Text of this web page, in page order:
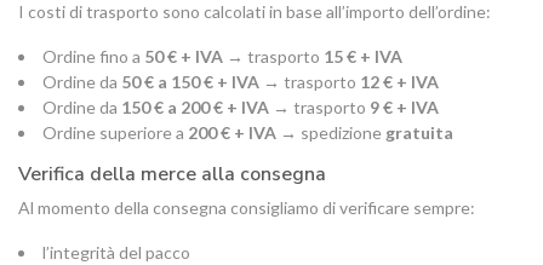
I costi di trasporto sono calcolati in base all’importo dell’ordine:
Ordine fino a 50 € + IVA → trasporto 15 € + IVA
Ordine da 50 € a 150 € + IVA → trasporto 12 € + IVA
Ordine da 150 € a 200 € + IVA → trasporto 9 € + IVA
Ordine superiore a 200 € + IVA → spedizione gratuita
Verifica della merce alla consegna
Al momento della consegna consigliamo di verificare sempre:
l’integrità del pacco